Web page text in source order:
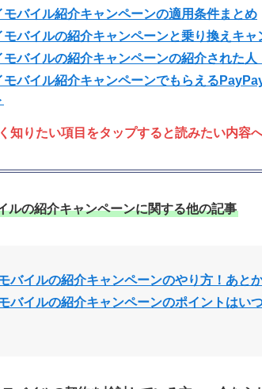
モバイル紹介キャンペーンの適用条件まとめ
モバイルの紹介キャンペーンと乗り換えキ
モバイルの紹介キャンペーンの紹介された
モバイル紹介キャンペーンでもらえる
知りたい項目をタップすると読みたい内容
ルの紹介キャンペーンに関する他の記事
バイルの紹介キャンペーンのやり方！あと
バイルの紹介キャンペーンのポイントはい